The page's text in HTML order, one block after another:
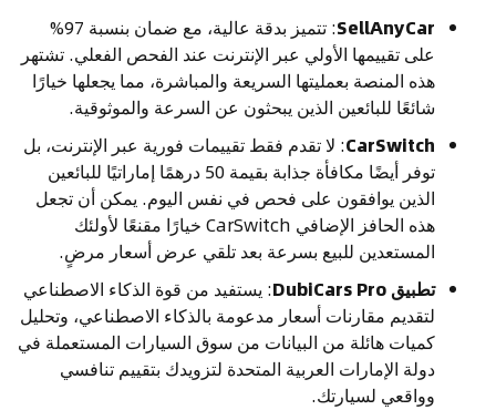
SellAnyCar
: تتميز بدقة عالية، مع ضمان بنسبة 97%
على تقييمها الأولي عبر الإنترنت عند الفحص الفعلي. تشتهر
هذه المنصة بعمليتها السريعة والمباشرة، مما يجعلها خيارًا
شائعًا للبائعين الذين يبحثون عن السرعة والموثوقية.
CarSwitch: لا تقدم فقط تقييمات فورية عبر الإنترنت، بل
توفر أيضًا مكافأة جذابة بقيمة 50 درهمًا إماراتيًا للبائعين
الذين يوافقون على فحص في نفس اليوم. يمكن أن تجعل
هذه الحافز الإضافي CarSwitch خيارًا مقنعًا لأولئك
المستعدين للبيع بسرعة بعد تلقي عرض أسعار مرضٍ.
تطبيق DubiCars Pro
: يستفيد من قوة الذكاء الاصطناعي
لتقديم مقارنات أسعار مدعومة بالذكاء الاصطناعي، وتحليل
كميات هائلة من البيانات من سوق السيارات المستعملة في
دولة الإمارات العربية المتحدة لتزويدك بتقييم تنافسي
وواقعي لسيارتك.